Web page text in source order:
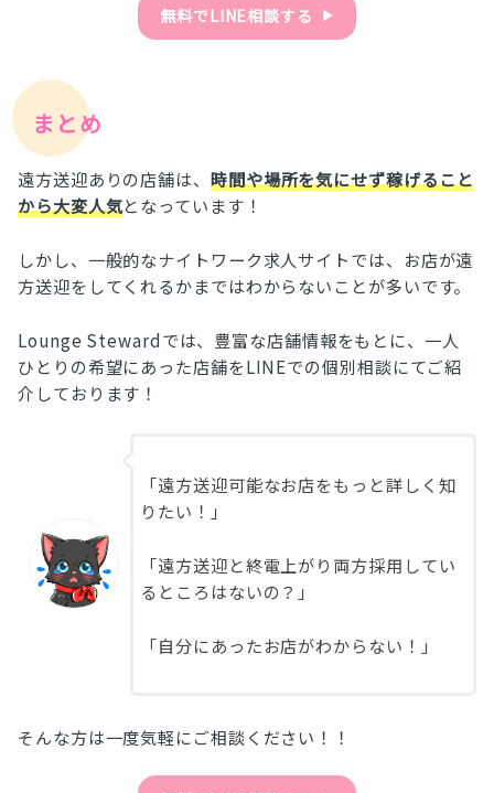
無料でLINE相談する ▶︎
まとめ
遠方送迎ありの店舗は、 時間や場所を気にせず稼げること
から大変人気となっています！
しかし、一般的なナイトワーク求人サイトでは、お店が遠
方送迎をしてくれるかまではわからないことが多いです。
Lounge Stewardでは、豊富な店舗情報をもとに、一人
ひとりの希望にあった店舗をLINEでの個別相談にてご紹
介しております！
「遠方送迎可能なお店をもっと詳しく知
りたい！」
「遠方送迎と終電上がり両方採用してい
るところはないの？」
「自分にあったお店がわからない！」
そんな方は一度気軽にご相談ください！！